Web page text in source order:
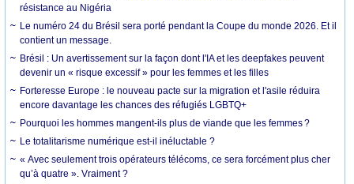
résistance au Nigéria
Le numéro 24 du Brésil sera porté pendant la Coupe du monde 2026. Et il
contient un message.
Brésil : Un avertissement sur la façon dont l'IA et les deepfakes peuvent
devenir un « risque excessif » pour les femmes et les filles
Forteresse Europe : le nouveau pacte sur la migration et l'asile réduira
encore davantage les chances des réfugiés LGBTQ+
Pourquoi les hommes mangent-ils plus de viande que les femmes ?
Le totalitarisme numérique est-il inéluctable ?
« Avec seulement trois opérateurs télécoms, ce sera forcément plus cher
qu’à quatre ». Vraiment ?